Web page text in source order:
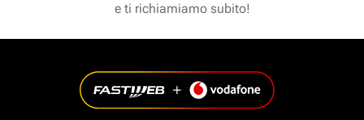
e ti richiamiamo subito!